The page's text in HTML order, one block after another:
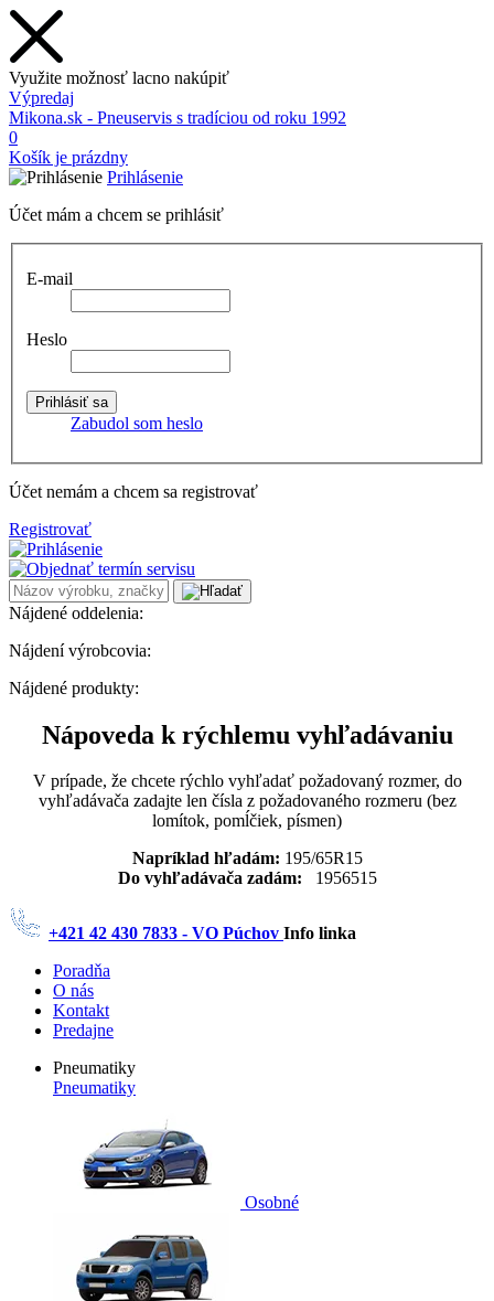
Využite možnosť lacno nakúpiť
Výpredaj
Mikona.sk - Pneuservis s tradíciou od roku 1992
0
Košík je prázdny
Prihlásenie
Účet mám a chcem se prihlásiť
E-mail
Heslo
Zabudol som heslo
Účet nemám a chcem sa registrovať
Registrovať
Nájdené oddelenia:
Nájdení výrobcovia:
Nájdené produkty:
Nápoveda k rýchlemu vyhľadávaniu
V prípade, že chcete rýchlo vyhľadať požadovaný rozmer, do
vyhľadávača zadajte len čísla z požadovaného rozmeru (bez
lomítok, pomĺčiek, písmen)
Napríklad hľadám: 195/65R15
Do vyhľadávača zadám: 1956515
+421 42 430 7833 - VO Púchov Info linka
Poradňa
O nás
Kontakt
Predajne
Pneumatiky
Pneumatiky
Osobné